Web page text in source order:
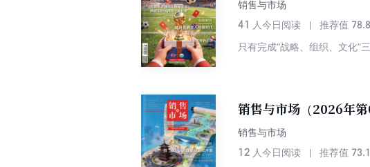
机型+低成本起降+全场景适配
型的回归，更是一场关于产业
码。
销售与市场
41 人今日阅读 推荐值
只有完成“战略、组织、文化”
销售与市场（2026年第
销售与市场
12 人今日阅读 推荐值